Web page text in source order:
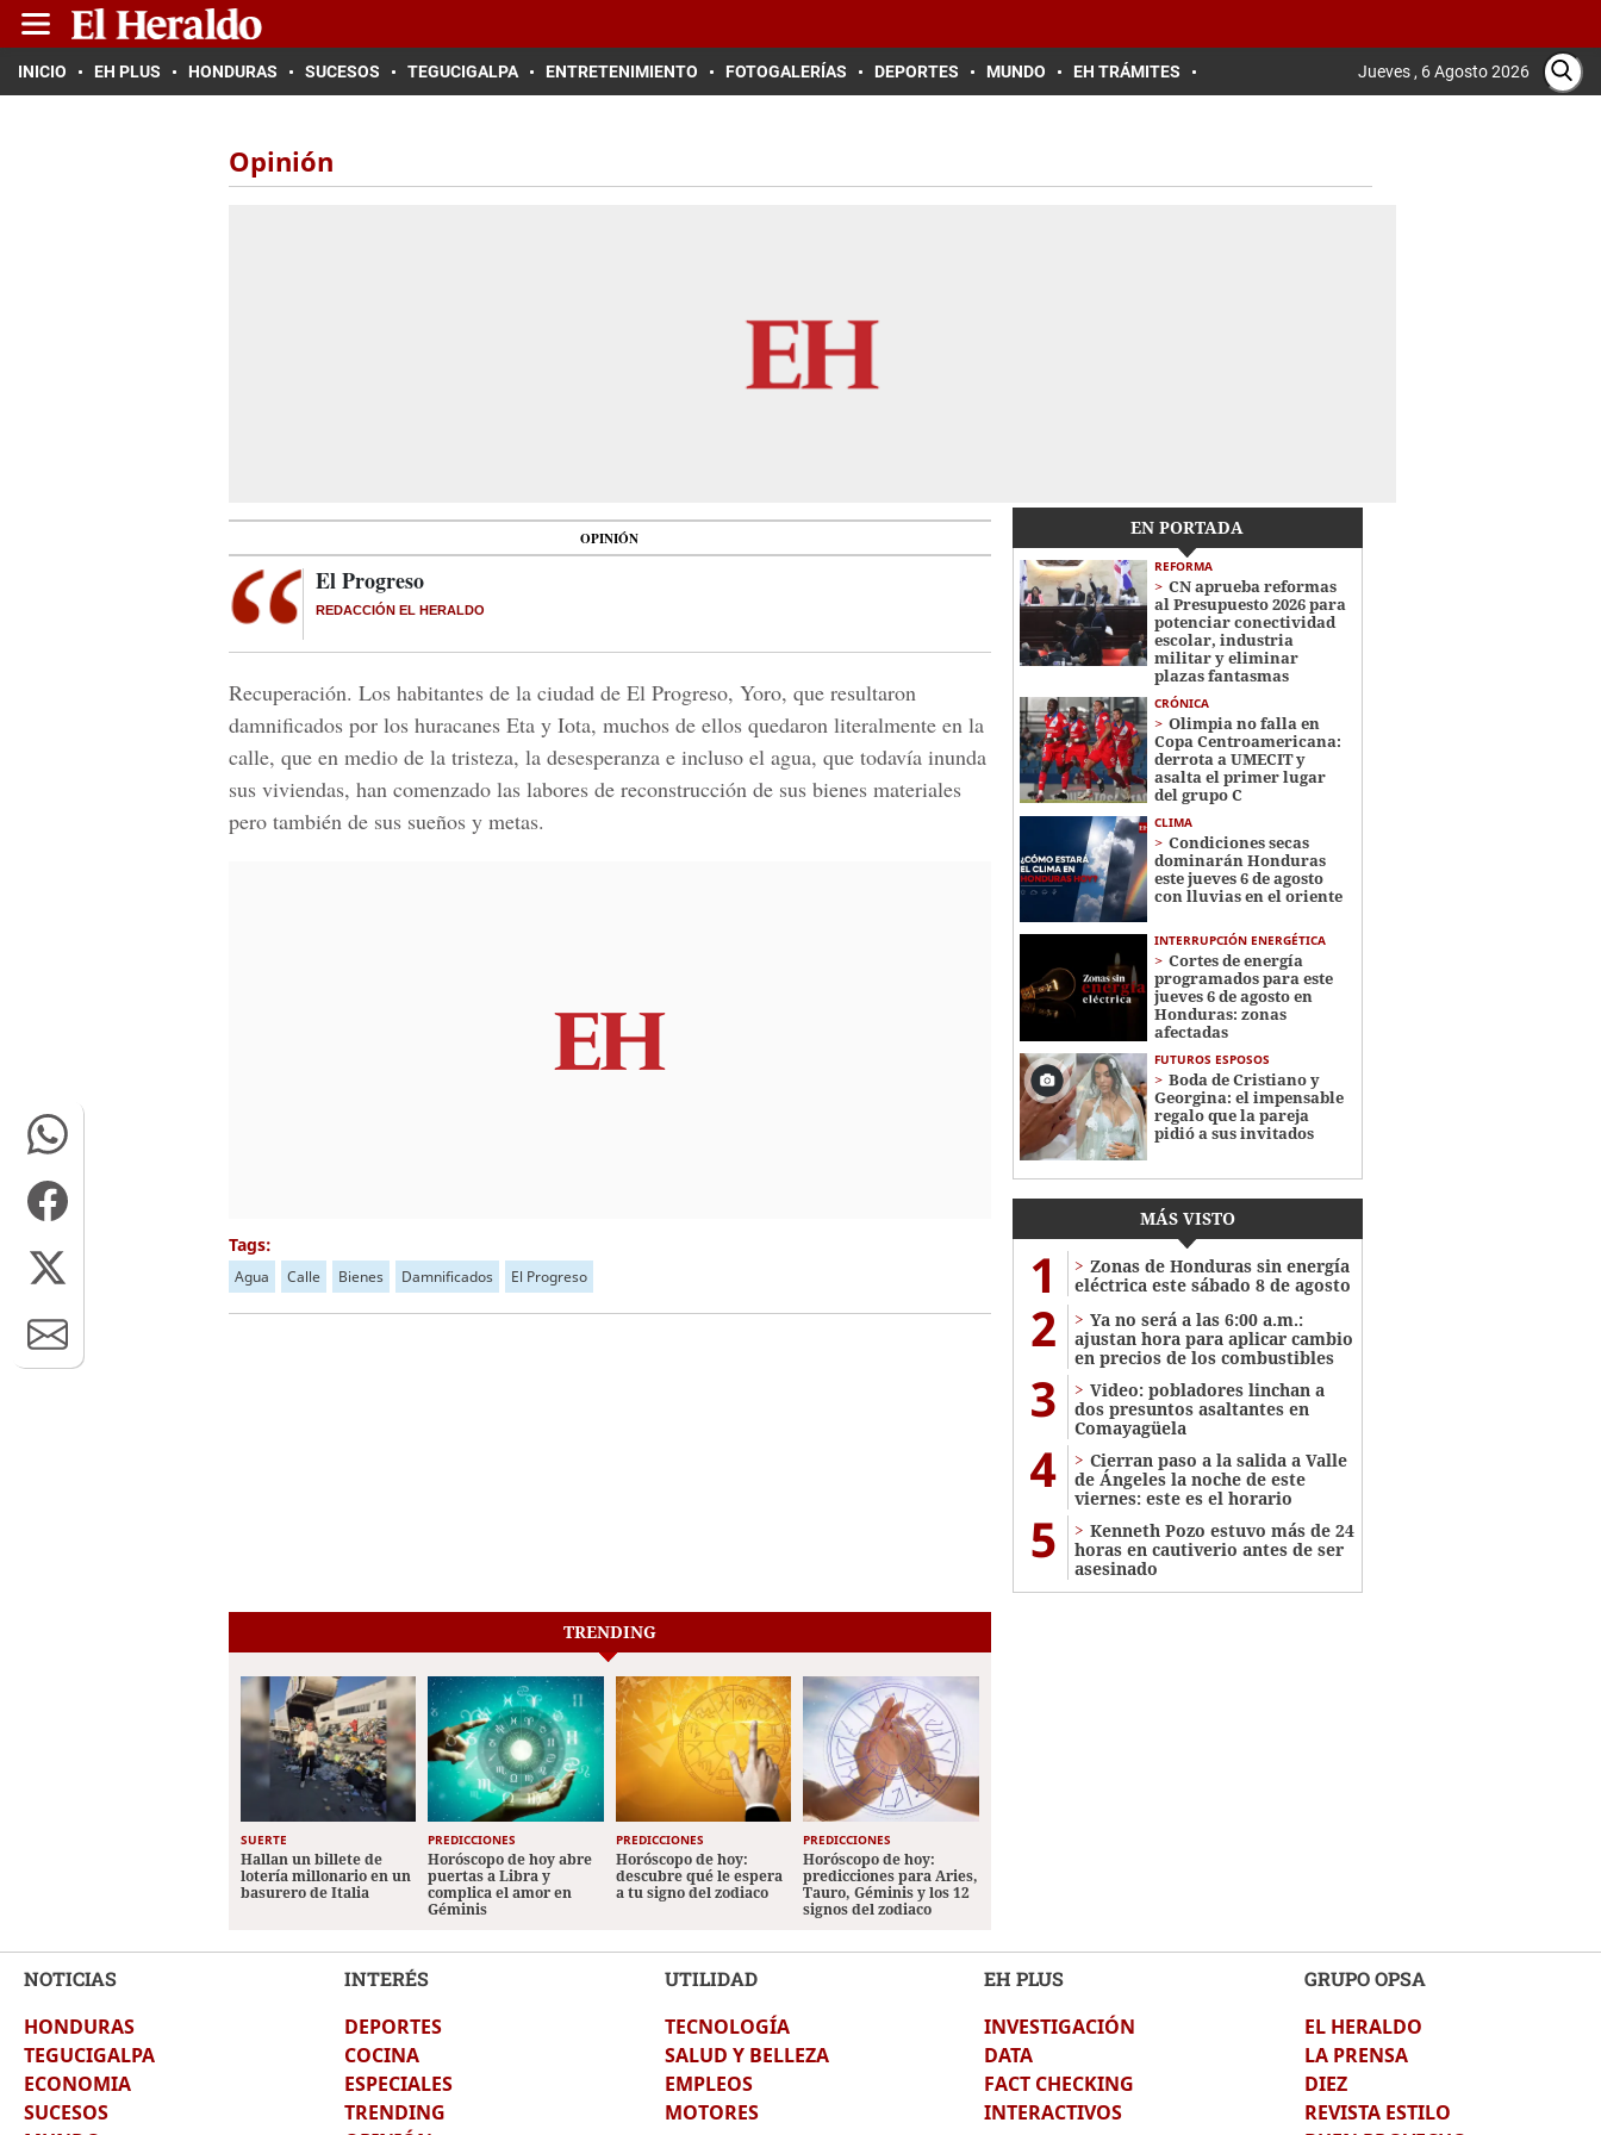
INICIO EH PLUS HONDURAS SUCESOS TEGUCIGALPA ENTRETENIMIENTO FOTOGALERÍAS DEPORTES MUNDO EH TRÁMITES Jueves , 6 Agosto 2026
Opinión
OPINIÓN
El Progreso
REDACCIÓN EL HERALDO
Recuperación. Los habitantes de la ciudad de El Progreso, Yoro, que resultaron
damnificados por los huracanes Eta y Iota, muchos de ellos quedaron literalmente en la
calle, que en medio de la tristeza, la desesperanza e incluso el agua, que todavía inunda
sus viviendas, han comenzado las labores de reconstrucción de sus bienes materiales
pero también de sus sueños y metas.
Tags:
Agua Calle Bienes Damnificados El Progreso
EN PORTADA
REFORMA
CN aprueba reformas
al Presupuesto 2026 para
potenciar conectividad
escolar, industria
militar y eliminar
plazas fantasmas
CRÓNICA
Olimpia no falla en
Copa Centroamericana:
derrota a UMECIT y
asalta el primer lugar
del grupo C
CLIMA
Condiciones secas
dominarán Honduras
este jueves 6 de agosto
con lluvias en el oriente
INTERRUPCIÓN ENERGÉTICA
Cortes de energía
programados para este
jueves 6 de agosto en
Honduras: zonas
afectadas
FUTUROS ESPOSOS
Boda de Cristiano y
Georgina: el impensable
regalo que la pareja
pidió a sus invitados
MÁS VISTO
1
Zonas de Honduras sin energía
eléctrica este sábado 8 de agosto
2
Ya no será a las 6:00 a.m.:
ajustan hora para aplicar cambio
en precios de los combustibles
3
Video: pobladores linchan a
dos presuntos asaltantes en
Comayagüela
4
Cierran paso a la salida a Valle
de Ángeles la noche de este
viernes: este es el horario
5
Kenneth Pozo estuvo más de 24
horas en cautiverio antes de ser
asesinado
TRENDING
SUERTE
Hallan un billete de
lotería millonario en un
basurero de Italia
PREDICCIONES
Horóscopo de hoy abre
puertas a Libra y
complica el amor en
Géminis
PREDICCIONES
Horóscopo de hoy:
descubre qué le espera
a tu signo del zodiaco
PREDICCIONES
Horóscopo de hoy:
predicciones para Aries,
Tauro, Géminis y los 12
signos del zodiaco
NOTICIAS
HONDURAS
TEGUCIGALPA
ECONOMIA
SUCESOS
INTERÉS
DEPORTES
COCINA
ESPECIALES
TRENDING
UTILIDAD
TECNOLOGÍA
SALUD Y BELLEZA
EMPLEOS
MOTORES
EH PLUS
INVESTIGACIÓN
DATA
FACT CHECKING
INTERACTIVOS
GRUPO OPSA
EL HERALDO
LA PRENSA
DIEZ
REVISTA ESTILO